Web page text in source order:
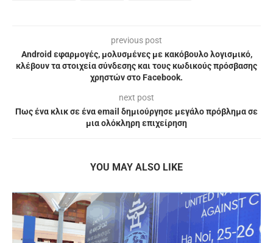
previous post
Android εφαρμογές, μολυσμένες με κακόβουλο λογισμικό,
κλέβουν τα στοιχεία σύνδεσης και τους κωδικούς πρόσβασης
χρηστών στο Facebook.
next post
Πως ένα κλικ σε ένα email δημιούργησε μεγάλο πρόβλημα σε
μια ολόκληρη επιχείρηση
YOU MAY ALSO LIKE